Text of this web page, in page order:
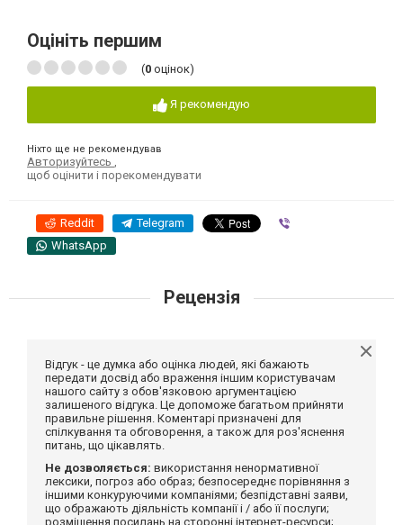
Оцініть першим
(0 оцінок)
Я рекомендую
Ніхто ще не рекомендував
Авторизуйтесь
щоб оцінити і порекомендувати
Reddit Telegram
WhatsApp
Рецензія
Відгук - це думка або оцінка людей, які бажають
передати досвід або враження іншим користувачам
нашого сайту з обов'язковою аргументацією
залишеного відгука. Це допоможе багатьом прийняти
правильне рішення. Коментарі призначені для
спілкування та обговорення, а також для роз'яснення
питань, що цікавлять.
Не дозволяється: використання ненормативної
лексики, погроз або образ; безпосереднє порівняння з
іншими конкуруючими компаніями; безпідставні заяви,
що ображають діяльність компанії і / або її послуги;
розміщення посилань на сторонні інтернет-ресурси;